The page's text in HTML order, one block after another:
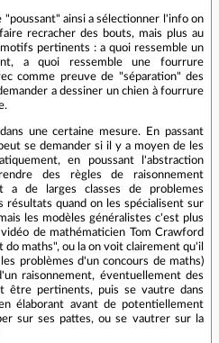
"poussant" ainsi a sélectionner l'info on
recracher des bouts, mais plus au
pertinents : a quoi ressemble un
a quoi ressemble une fourrure
comme preuve de "séparation" des
a dessiner un chien à fourrure
une certaine mesure. En passant
se demander si il y a moyen de les
en poussant l'abstraction
des règles de raisonnement
a de larges classes de problemes
résultats quand on les spécialisent sur
les modèles généralistes c'est plus
de mathématicien Tom Crawford
do maths", ou la on voit clairement qu'il
problèmes d'un concours de maths)
raisonnement, éventuellement des
être pertinents, puis se vautre dans
élaborant avant de potentiellement
sur ses pattes, ou se vautrer sur la